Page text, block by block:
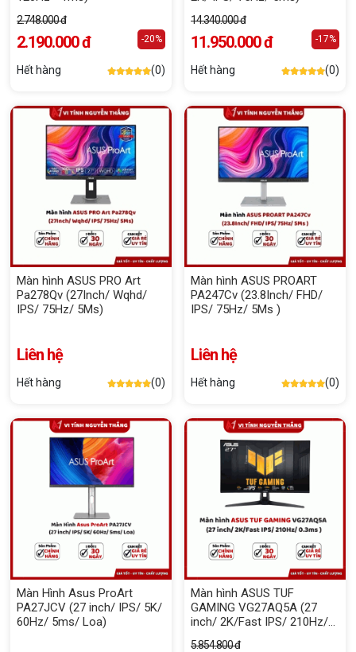
2.748.000 đ
2.190.000 đ -20%
Hết hàng (0)
14.340.000 đ
11.950.000 đ -17%
Hết hàng (0)
Màn hình ASUS PRO Art
Pa278Qv (27Inch/ Wqhd/
IPS/ 75Hz/ 5Ms)
Liên hệ
Hết hàng (0)
Màn hình ASUS PROART
PA247Cv (23.8Inch/ FHD/
IPS/ 75Hz/ 5Ms )
Liên hệ
Hết hàng (0)
Màn Hình Asus ProArt
PA27JCV (27 inch/ IPS/ 5K/
60Hz/ 5ms/ Loa)
Màn hình ASUS TUF
GAMING VG27AQ5A (27
inch/ 2K/Fast IPS/ 210Hz/
5.854.800 đ